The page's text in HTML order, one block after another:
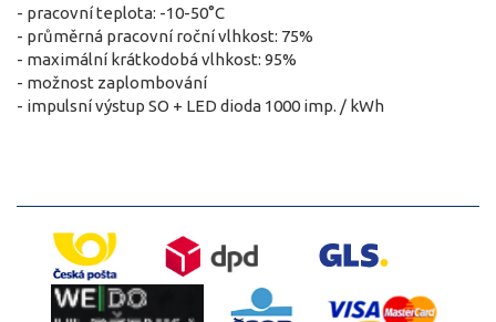
- pracovní teplota: -10-50°C
- průměrná pracovní roční vlhkost: 75%
- maximální krátkodobá vlhkost: 95%
- možnost zaplombování
- impulsní výstup SO + LED dioda 1000 imp. / kWh